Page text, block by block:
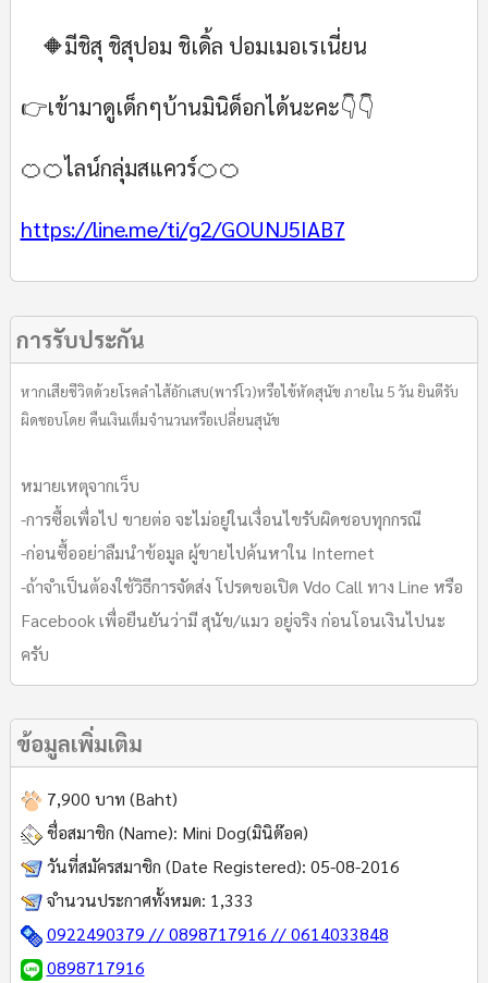
🔶มีชิสุ ชิสุปอม ชิเดิ้ล ปอมเมอเรเนี่ยน
👉เข้ามาดูเด็กๆบ้านมินิด็อกได้นะคะ👇👇
🍊🍊ไลน์กลุ่มสแควร์🍊🍊
https://line.me/ti/g2/GOUNJ5IAB7
การรับประกัน
หากเสียชีวิตด้วยโรคลำไส้อักเสบ(พาร์โว)หรือไข้หัดสุนัข ภายใน 5 วัน ยินดีรับ
ผิดชอบโดย คืนเงินเต็มจำนวนหรือเปลี่ยนสุนัข
หมายเหตุจากเว็บ
-การซื้อเพื่อไป ขายต่อ จะไม่อยู่ในเงื่อนไขรับผิดชอบทุกกรณี
-ก่อนซื้ออย่าลืมนำข้อมูล ผู้ขายไปค้นหาใน Internet
-ถ้าจำเป็นต้องใช้วิธีการจัดส่ง โปรดขอเปิด Vdo Call ทาง Line หรือ
Facebook เพื่อยืนยันว่ามี สุนัข/แมว อยู่จริง ก่อนโอนเงินไปนะ
ครับ
ข้อมูลเพิ่มเติม
7,900 บาท (Baht)
ชื่อสมาชิก (Name): Mini Dog(มินิด๊อค)
วันที่สมัครสมาชิก (Date Registered): 05-08-2016
จำนวนประกาศทั้งหมด: 1,333
0922490379 // 0898717916 // 0614033848
0898717916